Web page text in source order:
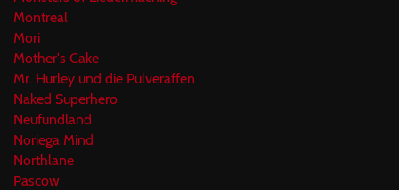
Montreal
Mori
Mother's Cake
Mr. Hurley und die Pulveraffen
Naked Superhero
Neufundland
Noriega Mind
Northlane
Pascow